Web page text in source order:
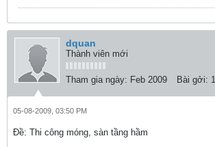
dquan
Thành viên mới
Tham gia ngày: Feb 2009 Bài gởi:
05-08-2009, 03:50 PM
Ðề: Thi công móng, sàn tầng hầm